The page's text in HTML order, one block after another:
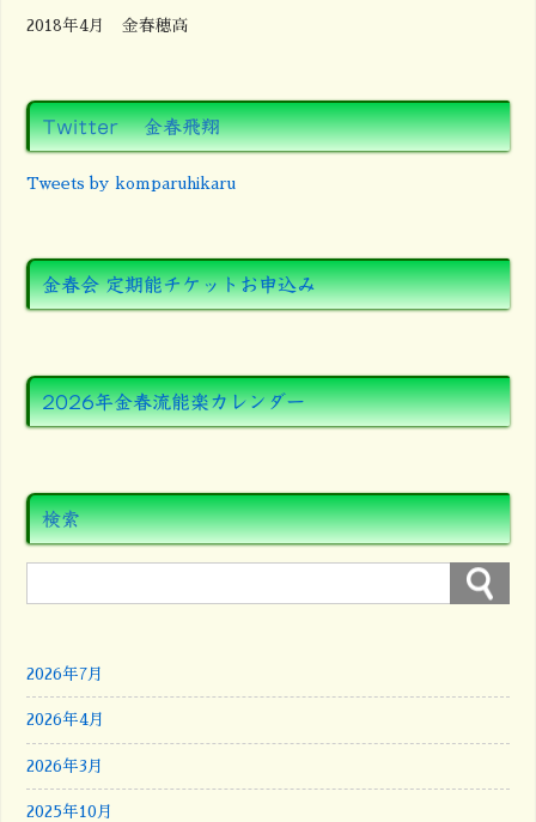
2018年4月 金春穂高
Twitter 金春飛翔
Tweets by komparuhikaru
金春会 定期能チケットお申込み
2026年金春流能楽カレンダー
検索
2026年7月
2026年4月
2026年3月
2025年10月